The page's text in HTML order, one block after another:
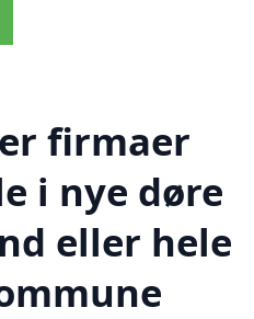
firmaer
i nye døre
eller hele